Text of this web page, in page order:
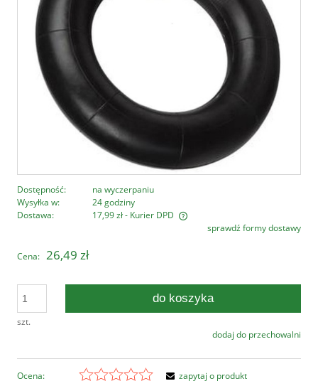
Dostępność:
na wyczerpaniu
Wysyłka w:
24 godziny
Dostawa:
17,99 zł- Kurier DPD
Cena nie zawiera ewentualnych kosztów płatnościsprawdź formy dostawy
Cena: 26,49 zł
szt.
do koszyka
dodaj do przechowalni
Ocena:
zapytaj o produkt